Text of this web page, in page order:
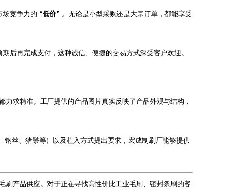
场竞争力的 “低价” 。无论是小型采购还是大宗订单，都能享受
后再完成支付，这种诚信、便捷的交易方式深受客户欢迎。
求精准。工厂提供的产品图片真实反映了产品外观与结构，
丝、猪鬃等）以及植入方式提出要求，宏成制刷厂能够提供
产品供应。对于正在寻找高性价比工业毛刷、密封条刷的客